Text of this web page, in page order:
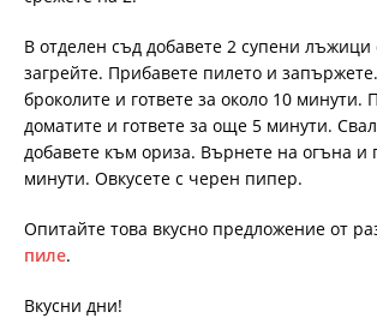
В отделен съд добавете 2 супени лъжици
загрейте. Прибавете пилето и
броколите и гответе за около 10 минути.
доматите и гответе за още 5 минути.
добавете към ориза. Върнете на огъна и
минути. Овкусете с черен пипер.
Опитайте това вкусно предложение от
пиле.
Вкусни дни!